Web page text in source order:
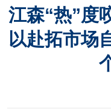
江森“热”度
以赴拓市场